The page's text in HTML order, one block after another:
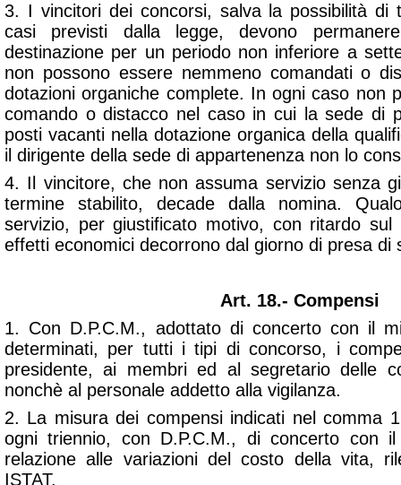
3. I vincitori dei concorsi, salva la possibilità di
casi previsti dalla legge, devono
destinazione per un periodo non inferiore a
non possono essere nemmeno comandati o
dotazioni organiche complete. In ogni caso non
comando o distacco nel caso in cui la sede di
posti vacanti nella dotazione organica della
il dirigente della sede di appartenenza non lo
4. Il vincitore, che non assuma servizio senza
termine stabilito, decade dalla nomina.
servizio, per giustificato motivo, con ritardo sul
effetti economici decorrono dal giorno di presa di
Art. 18.- Compensi
1. Con D.P.C.M., adottato di concerto con il
determinati, per tutti i tipi di concorso, i
presidente, ai membri ed al segretario delle
nonchè al personale addetto alla vigilanza.
2. La misura dei compensi indicati nel comma
ogni triennio, con D.P.C.M., di concerto con
relazione alle variazioni del costo della vita,
ISTAT.